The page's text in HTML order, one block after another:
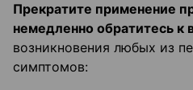
Прекратите применение
немедленно обратитесь к
возникновения любых из
симптомов: